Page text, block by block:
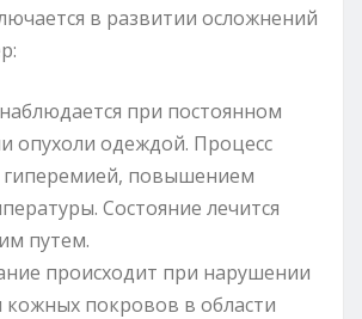
в развитии осложнений
при постоянном
опухоли одеждой. Процесс
гиперемией, повышением
Состояние лечится
путем.
происходит при нарушении
кожных покровов в области